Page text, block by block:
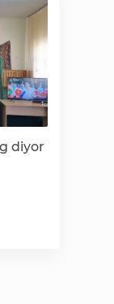
diyor